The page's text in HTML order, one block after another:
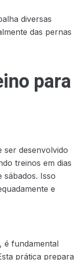
diversas
das pernas
para
ser desenvolvido
treinos em dias
sábados. Isso
e
é fundamental
prática prepara